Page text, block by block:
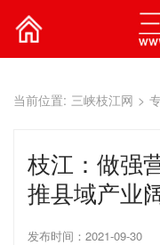
当前位置: 三峡枝江网 >
枝江：做强
推县域产业
发布时间：2021-09-30